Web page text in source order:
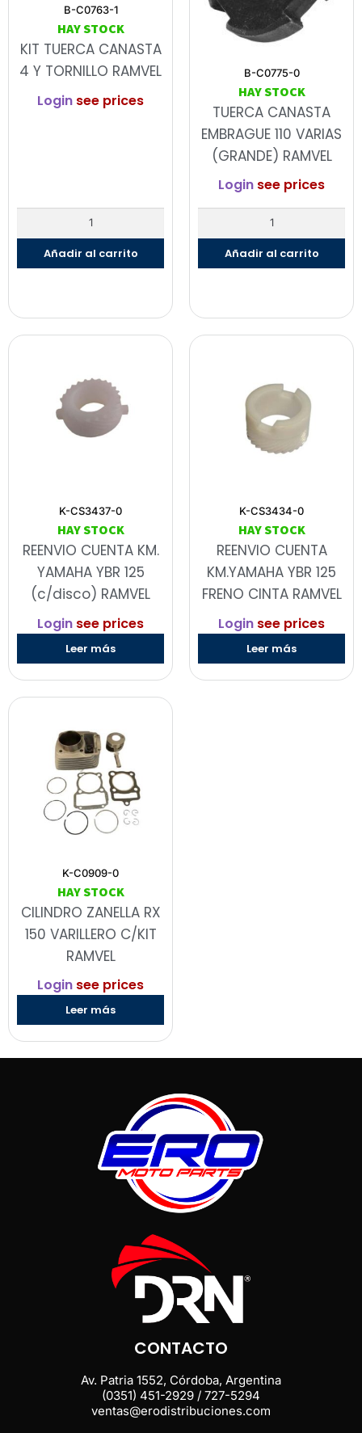
B-C0763-1
HAY STOCK
KIT TUERCA CANASTA
4 Y TORNILLO RAMVEL
Login see prices
Añadir al carrito
B-C0775-0
HAY STOCK
TUERCA CANASTA
EMBRAGUE 110 VARIAS
(GRANDE) RAMVEL
Login see prices
Añadir al carrito
K-CS3437-0
HAY STOCK
REENVIO CUENTA KM.
YAMAHA YBR 125
(c/disco) RAMVEL
Login see prices
Leer más
K-CS3434-0
HAY STOCK
REENVIO CUENTA
KM.YAMAHA YBR 125
FRENO CINTA RAMVEL
Login see prices
Leer más
K-C0909-0
HAY STOCK
CILINDRO ZANELLA RX
150 VARILLERO C/KIT
RAMVEL
Login see prices
Leer más
CONTACTO
Av. Patria 1552, Córdoba, Argentina
(0351) 451-2929 / 727-5294
ventas@erodistribuciones.com